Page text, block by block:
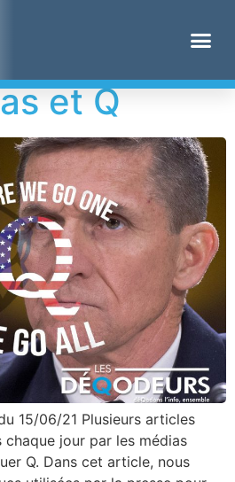
:
et Q
15/06/21 Plusieurs articles
jour par les médias
Q. Dans cet article, nous